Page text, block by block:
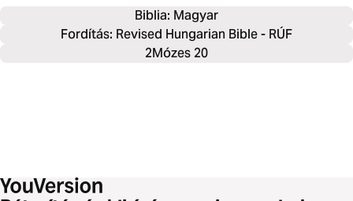
Biblia: Magyar
Fordítás: Revised Hungarian Bible - RÚF
2Mózes 20